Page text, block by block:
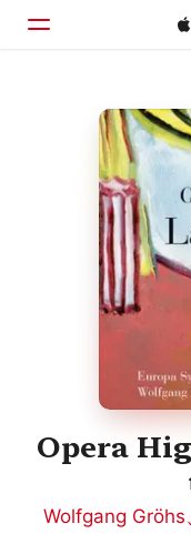
首頁
瀏覽
搜尋
Opera
Wolfgang Gröhs